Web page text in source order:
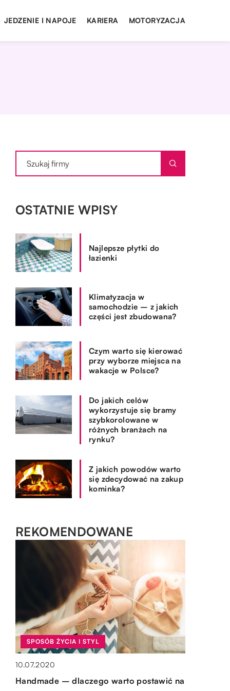
JEDZENIE I NAPOJE KARIERA MOTORYZACJA
OSTATNIE WPISY
Najlepsze płytki do
łazienki
Klimatyzacja w
samochodzie – z jakich
części jest zbudowana?
Czym warto się kierować
przy wyborze miejsca na
wakacje w Polsce?
Do jakich celów
wykorzystuje się bramy
szybkorolowane w
różnych branżach na
rynku?
Z jakich powodów warto
się zdecydować na zakup
kominka?
REKOMENDOWANE
OGRÓD I DOM
15.10.2019
SPOSÓB ŻYCIA I STYL
10.07.2020
Handmade – dlaczego warto postawić na
SPOSÓB ŻYCIA I STYL
09.07.2021
Typy i rodzaje kopert, z jakich korzysta się
BIZNES I FINANSE
25.10.2018
Masz magazyn? Zobacz, co powinieneś w